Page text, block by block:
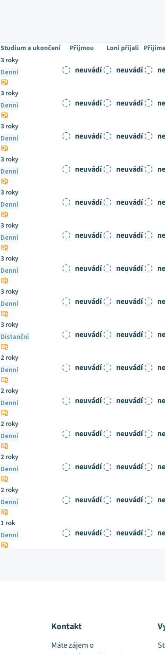
Studium a ukončení Přijmou Loni přijali
3 roky
Denní
neuvádí neuvádí
3 roky
Denní
neuvádí neuvádí
3 roky
Denní
neuvádí neuvádí
3 roky
Denní
neuvádí neuvádí
3 roky
Denní
neuvádí neuvádí
3 roky
Denní
neuvádí neuvádí
3 roky
Denní
neuvádí neuvádí
3 roky
Denní
neuvádí neuvádí
3 roky
Distanční
neuvádí neuvádí
2 roky
Denní
neuvádí neuvádí
2 roky
Denní
neuvádí neuvádí
2 roky
Denní
neuvádí neuvádí
2 roky
Denní
neuvádí neuvádí
2 roky
Denní
neuvádí neuvádí
1 rok
Denní
neuvádí neuvádí
Kontakt
Máte zájem o